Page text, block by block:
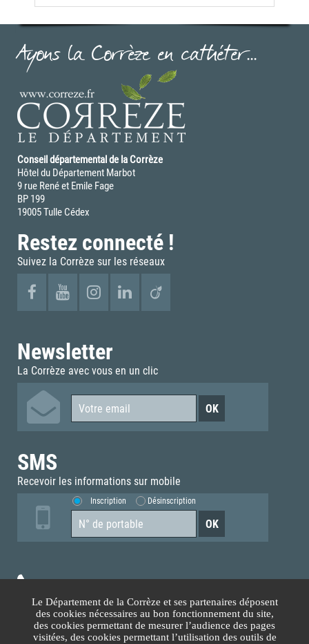
Ayons la Corrèze en cathéter...
Conseil départemental de la Corrèze
Hôtel du Département Marbot
9 rue René et Emile Fage
BP 199
19005 Tulle Cédex
Restez connecté !
Suivez la Corrèze sur les réseaux
Newsletter
La Corrèze avec vous en un clic
SMS
Recevoir les informations sur mobile
Inscription Désinscription
Accès téléphonique sourds et malentendants
Le Département de la Corrèze et ses partenaires déposent
des cookies nécessaires au bon fonctionnement du site,
des cookies permettant de mesurer l’audience des pages
visitées, des cookies permettant l’utilisation des outils de